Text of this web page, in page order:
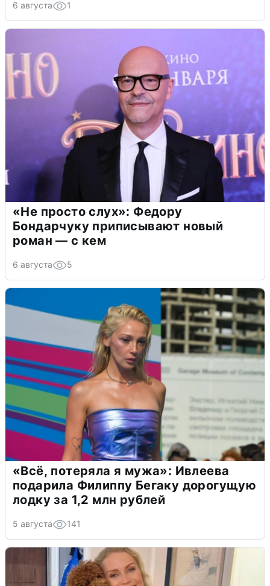
6 августа 1
«Не просто слух»: Федору
Бондарчуку приписывают новый
роман — с кем
6 августа 5
«Всё, потеряла я мужа»: Ивлеева
подарила Филиппу Бегаку дорогущую
лодку за 1,2 млн рублей
5 августа 141